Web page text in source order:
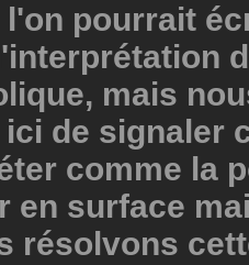
l'on pourrait
mais
de signaler
comme la
en surface
résolvons